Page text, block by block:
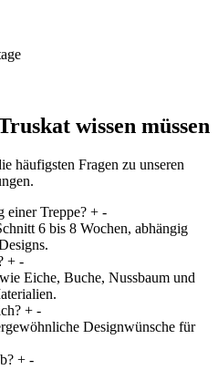
wissen müssen
häufigsten Fragen zu unseren
einer Treppe? + -
6 bis 8 Wochen, abhängig
+ -
Eiche, Buche, Nussbaum und
+ -
Designwünsche für
+ -